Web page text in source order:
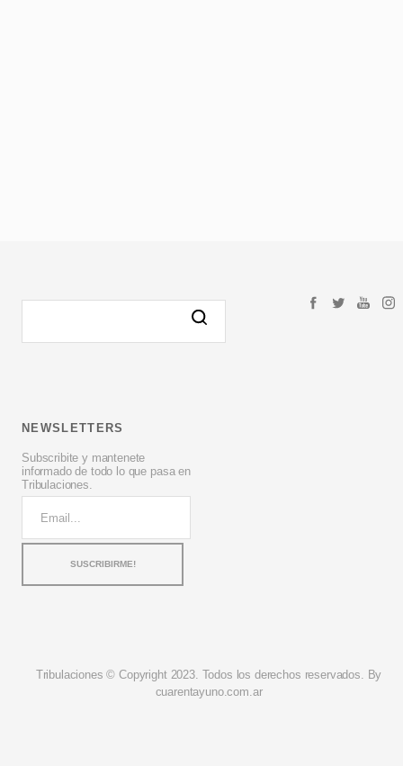
NEWSLETTERS
Subscribite y mantenete
informado de todo lo que pasa en
Tribulaciones.
Tribulaciones © Copyright 2023. Todos los derechos reservados. By
cuarentayuno.com.ar